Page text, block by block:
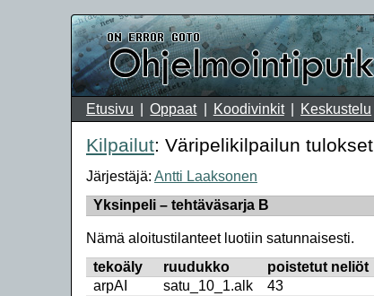
Etusivu Oppaat Koodivinkit Keskustelu
Kilpailut: Väripelikilpailun tulokset
Järjestäjä: Antti Laaksonen
Yksinpeli – tehtäväsarja B
Nämä aloitustilanteet luotiin satunnaisesti.
tekoäly
ruudukko poistetut neliöt
arpAI
satu_10_1.alk 43